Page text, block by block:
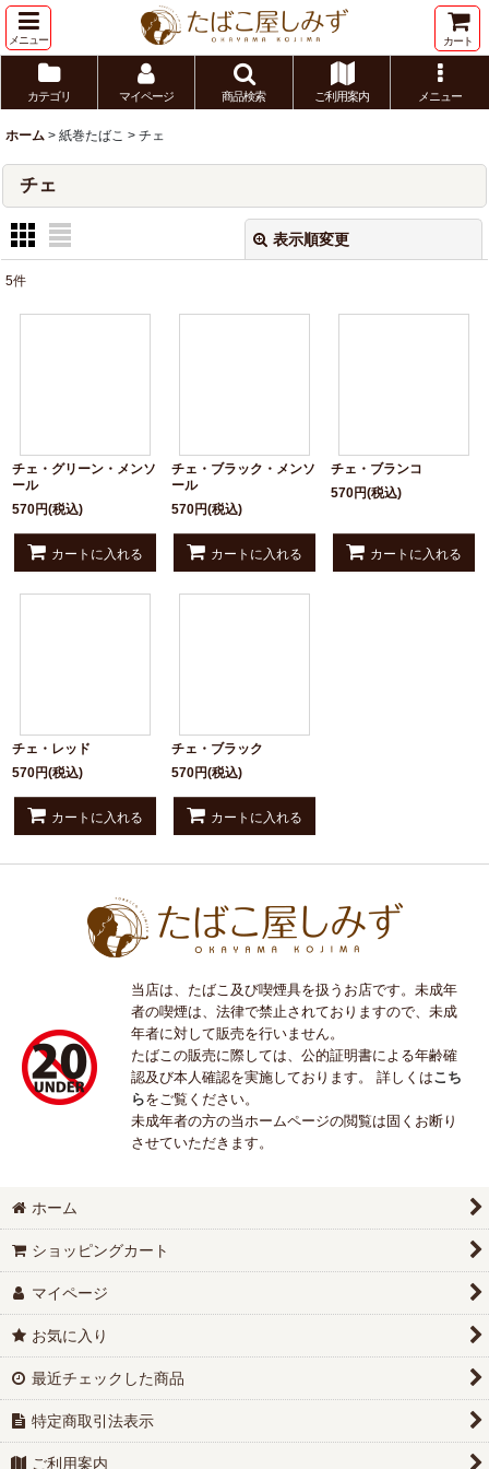
メニュー カート
カテゴリ マイページ 商品検索 ご利用案内 メニュー
ホーム > 紙巻たばこ > チェ
チェ
表示順変更
5件
チェ・グリーン・メンソ
ール
570円(税込)
カートに入れる
チェ・ブラック・メンソ
ール
570円(税込)
カートに入れる
チェ・ブランコ
570円(税込)
カートに入れる
チェ・レッド
570円(税込)
カートに入れる
チェ・ブラック
570円(税込)
カートに入れる
当店は、たばこ及び喫煙具を扱うお店です。未成年
者の喫煙は、法律で禁止されておりますので、未成
年者に対して販売を行いません。
たばこの販売に際しては、公的証明書による年齢確
認及び本人確認を実施しております。 詳しくはこち
らをご覧ください。
未成年者の方の当ホームページの閲覧は固くお断り
させていただきます。
ホーム
ショッピングカート
マイページ
お気に入り
最近チェックした商品
特定商取引法表示
ご利用案内